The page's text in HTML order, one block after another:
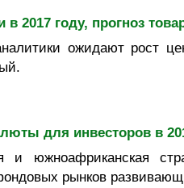
в 2017 году, прогноз
ожидают рост
для инвесторов в
и южноафриканская
рынков